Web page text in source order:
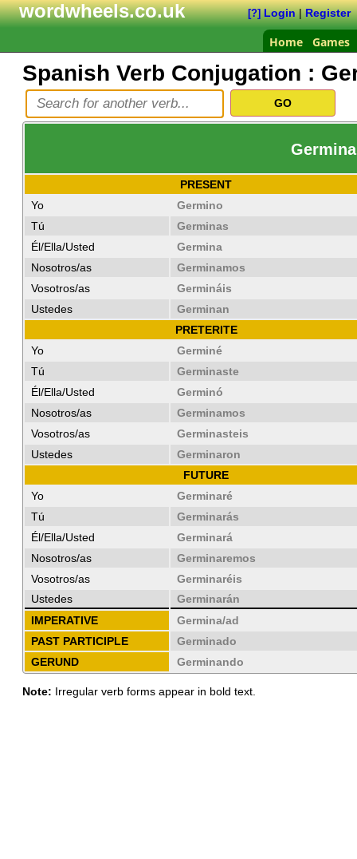
wordwheels.co.uk [?] Login|Register
Home Games
Spanish Verb Conjugation :
PRESENT
Yo
Germino
Tú
Germinas
Él/Ella/Usted
Germina
Nosotros/as
Germinamos
Vosotros/as
Germináis
Ustedes
Germinan
PRETERITE
Yo
Germiné
Tú
Germinaste
Él/Ella/Usted
Germinó
Nosotros/as
Germinamos
Vosotros/as
Germinasteis
Ustedes
Germinaron
FUTURE
Yo
Germinaré
Tú
Germinarás
Él/Ella/Usted
Germinará
Nosotros/as
Germinaremos
Vosotros/as
Germinaréis
Ustedes
Germinarán
IMPERATIVE
Germina/ad
PAST PARTICIPLE
Germinado
GERUND
Germinando
Note: Irregular verb forms appear in bold text.